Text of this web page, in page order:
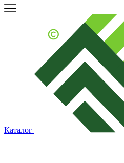
Каталог